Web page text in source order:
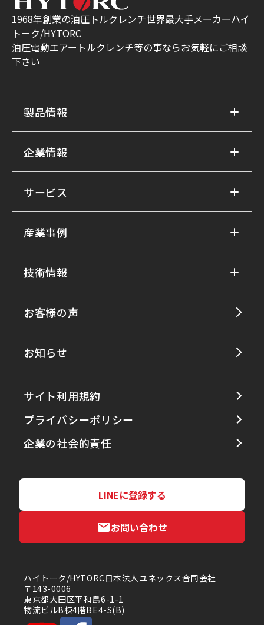
1968年創業の油圧トルクレンチ世界最大手メーカーハイ
トーク/HYTORC
油圧電動エアートルクレンチ等の事ならお気軽にご相談
下さい
LINEに登録する
お問い合わせ
製品情報
企業情報
サービス
産業事例
技術情報
お客様の声
お知らせ
サイト利用規約
プライバシーポリシー
企業の社会的責任
ハイトーク/HYTORC日本法人ユネックス合同会社
〒143-0006
東京都大田区平和島6-1-1
物流ビルB棟4階BE4-S(B)